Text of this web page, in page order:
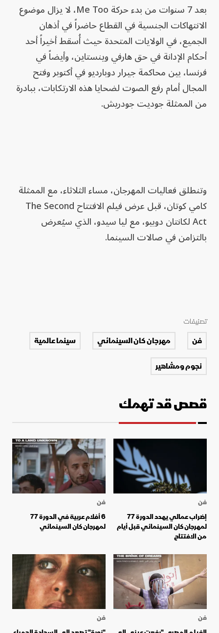
بعد 7 سنوات من بدء حركة Me Too، لا يزال موضوع
الانتهاكات الجنسية في القطاع حاضراً في أذهان
الجميع، في الولايات المتحدة حيث أُسقط أخيراً أحد
أحكام الإدانة في حق هارفي وينستاين، وأيضاً في
فرنسا، بين محاكمة جيرار دوبارديو في أكتوبر وفتح
المجال أمام رفع الصوت لضحايا هذه الارتكابات، ببادرة
من الممثلة جوديت جودريش.
وتنطلق فعاليات المهرجان، مساء الثلاثاء، مع الممثلة
كامي كوتان، قبل عرض فيلم الافتتاح The Second
Act لكانتان دوبيو، مع ليا سيدو، الذي سيُعرض
بالتزامن في صالات السينما.
تصنيفات
فن مهرجان كان السينمائي
سينما عالمية
نجوم ومشاهير
قصص قد تهمك
فن
إضراب عمالي يهدد الدورة 77
لمهرجان كان السينمائي قبل أيام
من الافتتاح
فن
6 أفلام عربية في الدورة 77
لمهرجان كان السينمائي
فن
فن